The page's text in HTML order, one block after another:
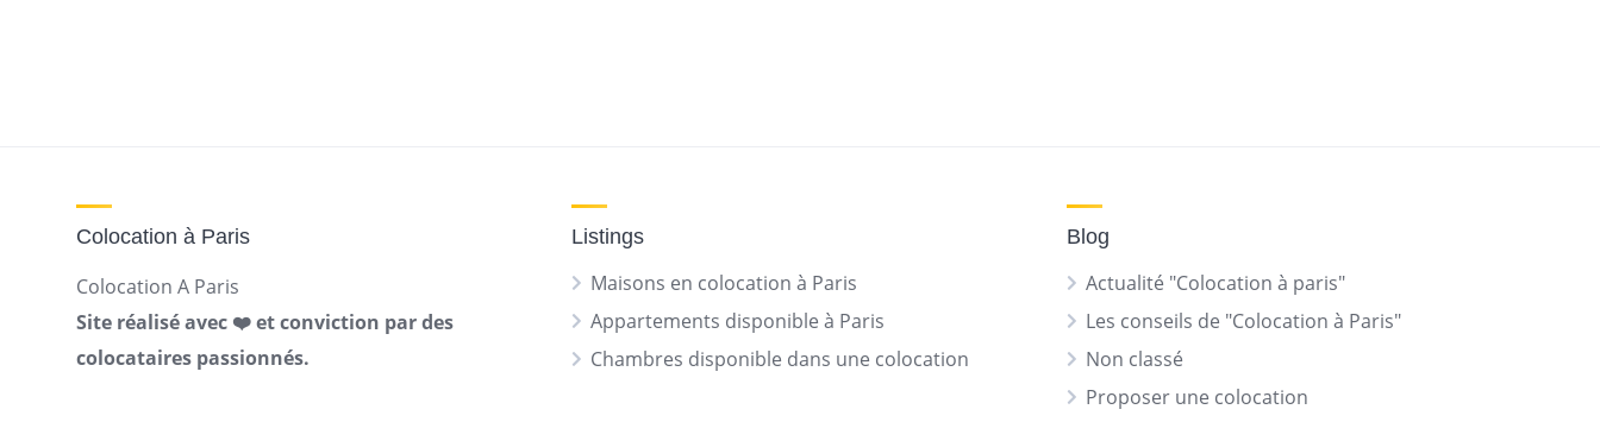
Colocation à Paris
Colocation A Paris
Site réalisé avec ❤️ et conviction par des
colocataires passionnés.
Listings
Maisons en colocation à Paris
Appartements disponible à Paris
Chambres disponible dans une colocation
Blog
Actualité "Colocation à paris"
Les conseils de "Colocation à Paris"
Non classé
Proposer une colocation